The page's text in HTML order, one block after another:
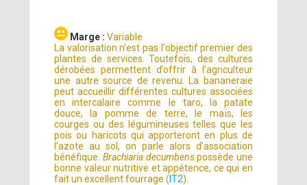
Marge :Variable
La valorisation n'est pas l'objectif premier des
plantes de services. Toutefois, des cultures
dérobées permettent d’offrir à l’agriculteur
une autre source de revenu. La bananeraie
peut accueillir différentes cultures associées
en intercalaire comme le taro, la patate
douce, la pomme de terre, le maïs, les
courges ou des légumineuses telles que les
pois ou haricots qui apporteront en plus de
l’azote au sol, on parle alors d’association
bénéfique. Brachiaria decumbenspossède une
bonne valeur nutritive et appétence, ce qui en
fait un excellent fourrage ( IT2).